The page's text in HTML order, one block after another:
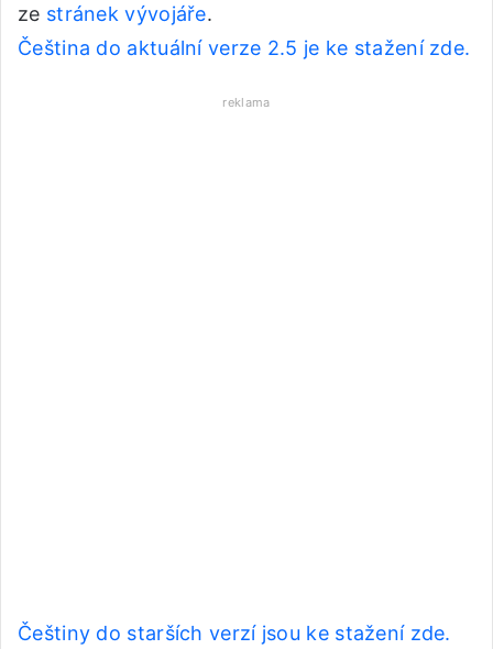
ze stránek vývojáře.
Čeština do aktuální verze 2.5 je ke stažení zde.
reklama
Češtiny do starších verzí jsou ke stažení zde.